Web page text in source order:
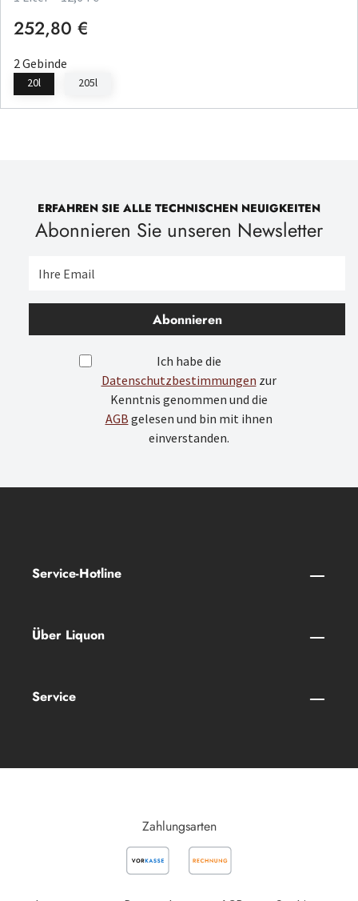
Regulärer Preis:
252,80 €
2 Gebinde
20l 205l
ERFAHREN SIE ALLE TECHNISCHEN NEUIGKEITEN
Abonnieren Sie unseren Newsletter
Abonnieren
Ich habe die
Datenschutzbestimmungen zur
Kenntnis genommen und die
AGB gelesen und bin mit ihnen
einverstanden.
Service-Hotline
Über Liquon
Service
Zahlungsarten